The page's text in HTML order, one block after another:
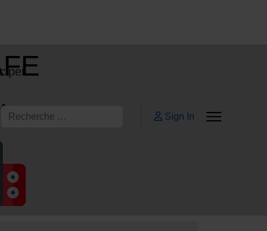
Rechercher Sign In